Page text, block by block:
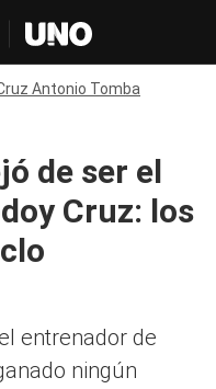
Antonio Tomba
de ser el
Cruz: los
entrenador de
ningún